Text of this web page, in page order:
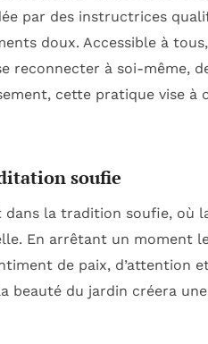
par des instructrices
doux. Accessible à
reconnecter à soi-même,
cette pratique vise
soufie
dans la tradition soufie, où
En arrêtant un moment
de paix, d’attention
beauté du jardin créera